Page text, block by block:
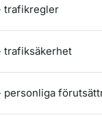
trafikregler
trafiksäkerhet
personliga